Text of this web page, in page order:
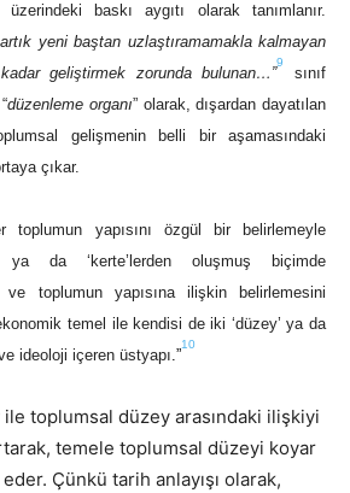
baskı aygıtı olarak tanımlanır.
artık yeni baştan uzlaştıramamakla kalmayan
geliştirmek zorunda bulunan…”
9
sınıf
düzenleme organı” olarak, dışardan dayatılan
gelişmenin belli bir aşamasındaki
çıkar.
toplumun yapısını özgül bir belirlemeyle
ya da ‘kerte’lerden oluşmuş biçimde
ve toplumun yapısına ilişkin belirlemesini
temel ile kendisi de iki ‘düzey’ ya da
ideoloji içeren üstyapı.”
10
toplumsal düzey arasındaki ilişkiyi
temele toplumsal düzeyi koyar
Çünkü tarih anlayışı olarak,